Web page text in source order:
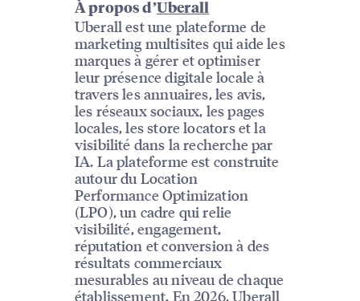
À propos d’Uberall
Uberall est une plateforme de
marketing multisites qui aide les
marques à gérer et optimiser
leur présence digitale locale à
travers les annuaires, les avis,
les réseaux sociaux, les pages
locales, les store locators et la
visibilité dans la recherche par
IA. La plateforme est construite
autour du Location
Performance Optimization
(LPO), un cadre qui relie
visibilité, engagement,
réputation et conversion à des
résultats commerciaux
mesurables au niveau de chaque
établissement. En 2026, Uberall